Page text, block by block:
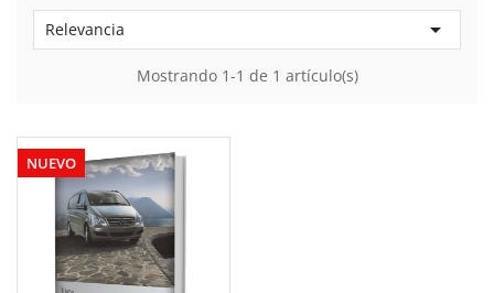
Relevancia 
Mostrando 1-1 de 1 artículo(s)
NUEVO